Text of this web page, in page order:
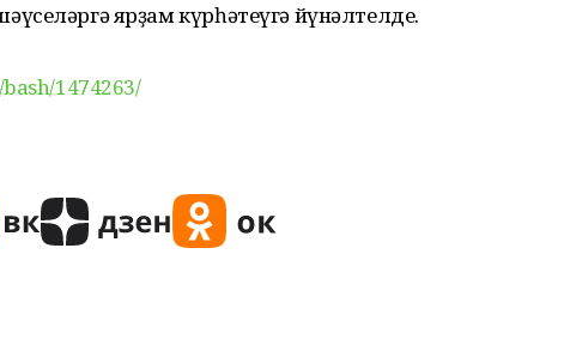
ярҙам күрһәтеүгә йүнәлтелде.
1474263/